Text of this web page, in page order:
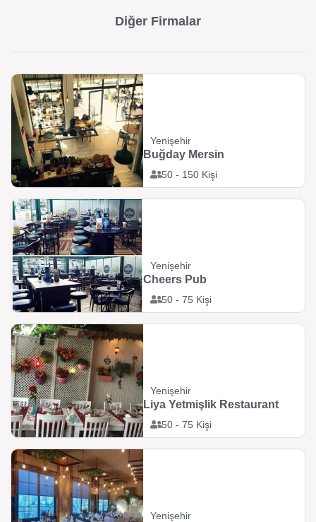
Diğer Firmalar
Yenişehir
50 - 150 Kişi
Buğday Mersin
Yenişehir
50 - 75 Kişi
Cheers Pub
Yenişehir
50 - 75 Kişi
Liya Yetmişlik Restaurant
Yenişehir